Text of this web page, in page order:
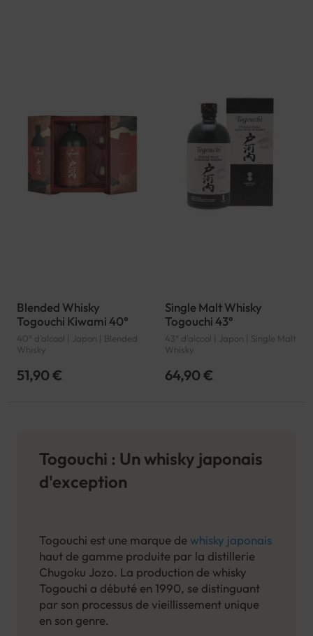
Blended Whisky
Togouchi Kiwami 40°
40° d'alcool | Japon | Blended
Whisky
51,90 €
Single Malt Whisky
Togouchi 43°
43° d'alcool | Japon | Single Malt
Whisky
64,90 €
Togouchi : Un whisky japonais
d'exception
Togouchi est une marque dewhisky japonais
haut de gamme produite par la distillerie
Chugoku Jozo. La production de whisky
Togouchi a débuté en 1990, se distinguant
par son processus de vieillissement unique
en son genre.